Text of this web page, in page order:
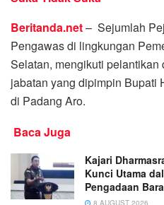
Beritanda.net– Sejumlah
Pengawas di lingkungan
Selatan, mengikuti
jabatan yang dipimpin Bupati
di Padang Aro.
Baca Juga
Kajari
Kunci Utama
Pengadaan